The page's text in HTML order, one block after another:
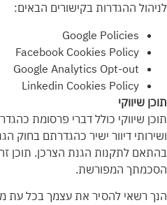
לניהול ההגדרות בקישורים הבאים:
Google Policies
Facebook Cookies Policy
Google Analytics Opt-out
Linkedin Cookies Policy
תוכן שיווקי
תוכן שיווקי כולל דברי פרסומת
ושירותי דיוור ישיר כהגדרתם בחוק
בהתאם לתקנות הגנת הצרכן. תוכן
הסכמתך המפורשת.
הנך רשאי להסיר את עצמך בכל עת